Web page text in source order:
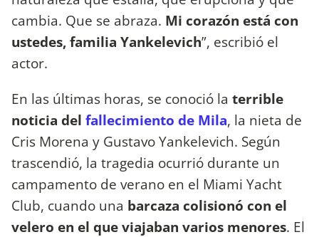
cambia. Que se abraza. Mi corazón está con
ustedes, familia Yankelevich”, escribió el
actor.
En las últimas horas, se conoció la terrible
noticia del fallecimiento de Mila, la nieta de
Cris Morena y Gustavo Yankelevich. Según
trascendió, la tragedia ocurrió durante un
campamento de verano en el Miami Yacht
Club, cuando una barcaza colisionó con el
velero en el que viajaban varios menores. El